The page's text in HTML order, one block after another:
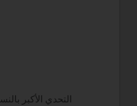
التحدي الأكبر